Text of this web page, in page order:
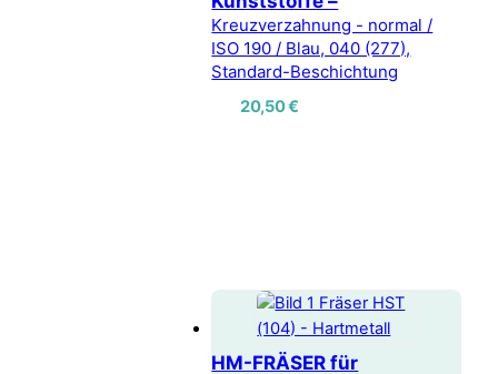
Kreuzverzahnung - normal /
ISO 190 / Blau, 040 (277),
Standard-Beschichtung
20,50€
HM-FRÄSER für